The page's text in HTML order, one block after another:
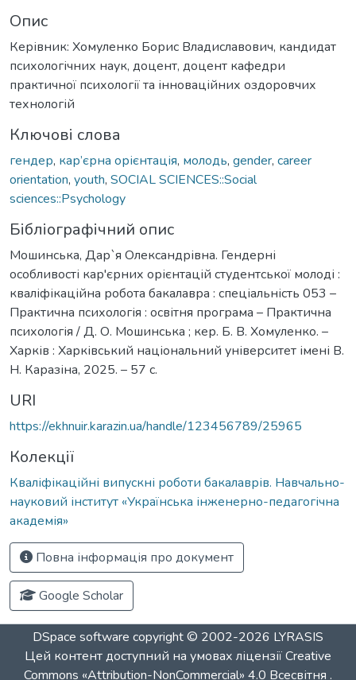
Опис
Керівник: Хомуленко Борис Владиславович, кандидат
психологічних наук, доцент, доцент кафедри
практичної психології та інноваційних оздоровчих
технологій
Ключові слова
гендер, кар’єрна орієнтація, молодь, gender, career
orientation, youth, SOCIAL SCIENCES::Social
sciences::Psychology
Бібліографічний опис
Мошинська, Дар`я Олександрівна. Гендерні
особливості кар'єрних орієнтацій студентської молоді :
кваліфікаційна робота бакалавра : спеціальність 053 –
Практична психологія : освітня програма – Практична
психологія / Д. О. Мошинська ; кер. Б. В. Хомуленко. –
Харків : Харківський національний університет імені В.
Н. Каразіна, 2025. – 57 с.
URI
https://ekhnuir.karazin.ua/handle/123456789/25965
Колекції
Кваліфікаційні випускні роботи бакалаврів. Навчально-
науковий інститут «Українська інженерно-педагогічна
академія»
Повна інформація про документ
Google Scholar
DSpace software copyright © 2002-2026 LYRASIS
Цей контент доступний на умовах ліцензіїCreative
Commons «Attribution-NonCommercial» 4.0 Всесвітня .